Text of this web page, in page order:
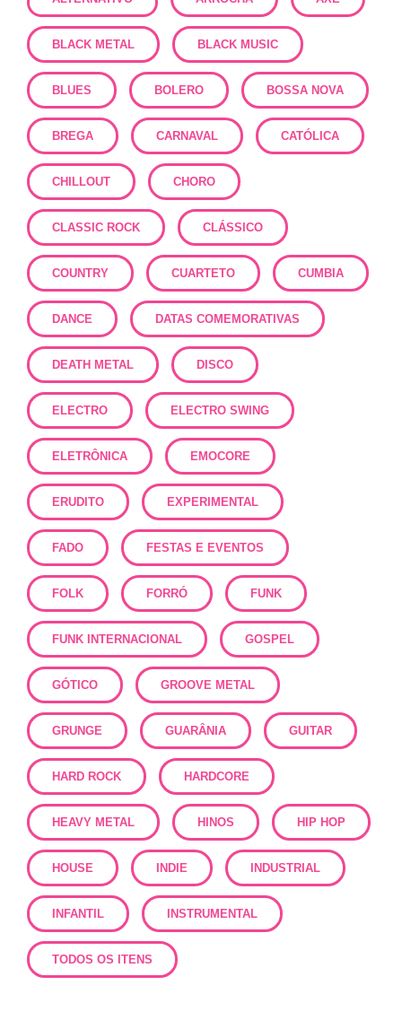
BLACK METAL BLACK MUSIC
BLUES BOLERO BOSSA NOVA
BREGA CARNAVAL CATÓLICA
CHILLOUT CHORO
CLASSIC ROCK CLÁSSICO
COUNTRY CUARTETO CUMBIA
DANCE DATAS COMEMORATIVAS
DEATH METAL DISCO
ELECTRO ELECTRO SWING
ELETRÔNICA EMOCORE
ERUDITO EXPERIMENTAL
FADO FESTAS E EVENTOS
FOLK FORRÓ FUNK
FUNK INTERNACIONAL GOSPEL
GÓTICO GROOVE METAL
GRUNGE GUARÂNIA GUITAR
HARD ROCK HARDCORE
HEAVY METAL HINOS HIP HOP
HOUSE INDIE INDUSTRIAL
INFANTIL INSTRUMENTAL
TODOS OS ITENS